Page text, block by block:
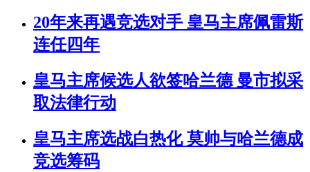
20年来再遇竞选对手 皇马主席佩雷斯
连任四年
皇马主席候选人欲签哈兰德 曼市拟采
取法律行动
皇马主席选战白热化 莫帅与哈兰德成
竞选筹码